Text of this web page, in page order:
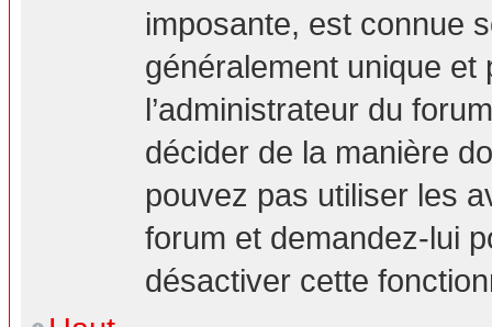
imposante, est connue
généralement unique et
l’administrateur du
décider de la manière
pouvez pas utiliser les
forum et demandez-lui
désactiver cette